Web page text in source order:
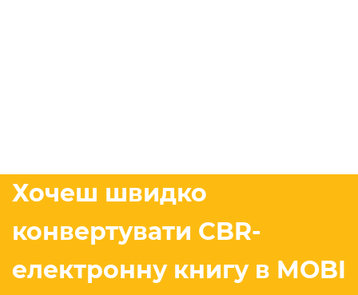
Хочеш швидко
конвертувати CBR-
електронну книгу в MOBI